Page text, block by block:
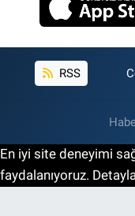
RSS
En iyi site deneyimi
faydalanıyoruz.